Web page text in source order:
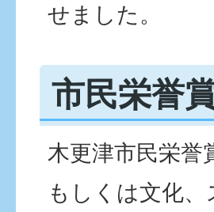
せました。
市民栄誉
木更津市民栄誉
もしくは文化